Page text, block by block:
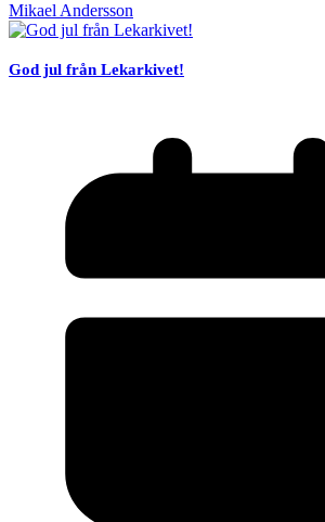
Mikael Andersson
God jul från Lekarkivet!